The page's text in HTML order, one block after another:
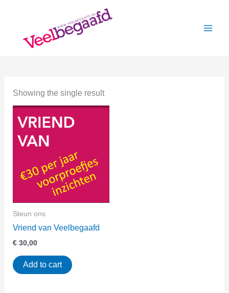
Showing the single result
Steun ons
Vriend van Veelbegaafd
€30,00
Add to cart